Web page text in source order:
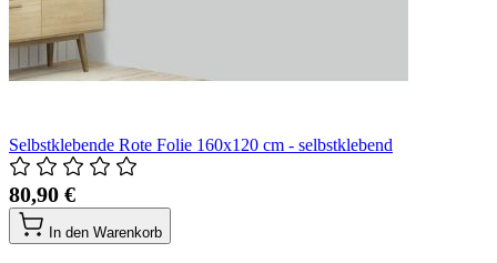
Selbstklebende Rote Folie 160x120 cm - selbstklebend
80,90 €
In den Warenkorb